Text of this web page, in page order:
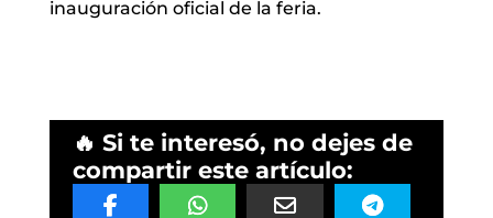
inauguración oficial de la feria.
🔥 Si te interesó, no dejes de
compartir este artículo: